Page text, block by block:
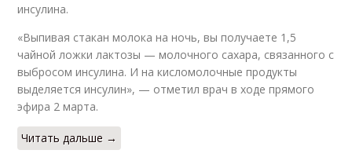
инсулина.
«Выпивая стакан молока на ночь, вы получаете 1,5
чайной ложки лактозы — молочного сахара, связанного с
выбросом инсулина. И на кисломолочные продукты
выделяется инсулин», — отметил врач в ходе прямого
эфира 2 марта.
Читать дальше →